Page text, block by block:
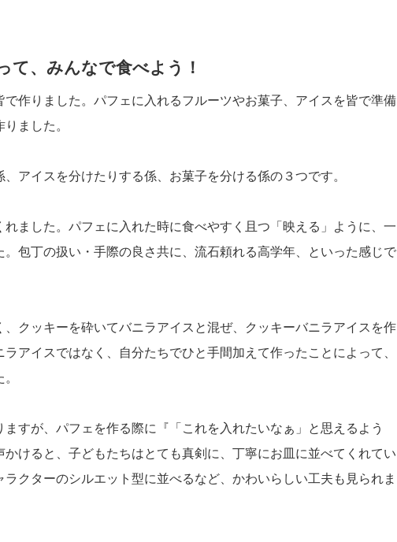
、みんなで食べよう！
作りました。パフェに入れるフルーツやお菓子、アイスを皆で準備
ました。
アイスを分けたりする係、お菓子を分ける係の３つです。
ました。パフェに入れた時に食べやすく且つ「映える」ように、一
包丁の扱い・手際の良さ共に、流石頼れる高学年、といった感じで
クッキーを砕いてバニラアイスと混ぜ、クッキーバニラアイスを作
アイスではなく、自分たちでひと手間加えて作ったことによって、
すが、パフェを作る際に『「これを入れたいなぁ」と思えるよう
けると、子どもたちはとても真剣に、丁寧にお皿に並べてくれてい
クターのシルエット型に並べるなど、かわいらしい工夫も見られま